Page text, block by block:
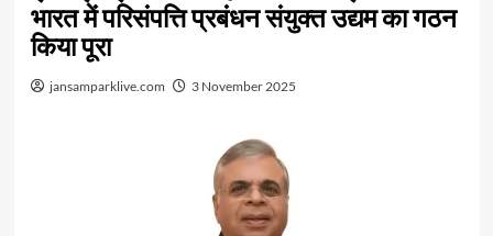
भारत में परिसंपत्ति प्रबंधन संयुक्त उद्यम का गठन
किया पूरा
jansamparklive.com 3 November 2025